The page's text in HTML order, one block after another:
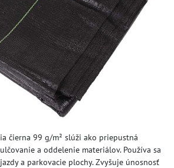
čierna 99 g/m² slúži ako priepustná
a oddelenie materiálov. Používa sa
a parkovacie plochy. Zvyšuje únosnosť